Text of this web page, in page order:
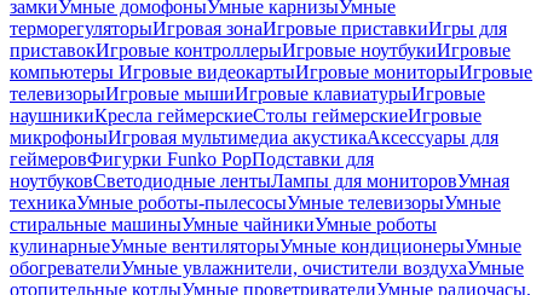
замкиУмные домофоныУмные карнизыУмные
терморегуляторыИгровая зонаИгровые приставкиИгры для
приставокИгровые контроллерыИгровые ноутбукиИгровые
компьютеры Игровые видеокартыИгровые мониторыИгровые
телевизорыИгровые мышиИгровые клавиатурыИгровые
наушникиКресла геймерскиеСтолы геймерскиеИгровые
микрофоныИгровая мультимедиа акустикаАксессуары для
геймеровФигурки Funko PopПодставки для
ноутбуковСветодиодные лентыЛампы для мониторовУмная
техникаУмные роботы-пылесосыУмные телевизорыУмные
стиральные машиныУмные чайникиУмные роботы
кулинарныеУмные вентиляторыУмные кондиционерыУмные
обогревателиУмные увлажнители, очистители воздухаУмные
отопительные котлыУмные проветривателиУмные радиочасы,